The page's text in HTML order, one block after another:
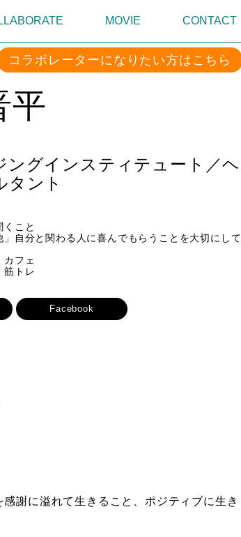
MOVIE CONTACT
コラボレーターになりたい方はこちら
平
ングインスティテュート／ヘ
タント
こと
」自分と関わる人に喜んでもらうことを大切にして
フェ
筋トレ
Facebook
謝に溢れて生きること、ポジティブに生き